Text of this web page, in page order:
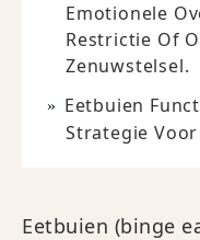
Emotionele
Restrictie Of
Zenuwstelsel.
Eetbuien
Strategie
Eetbuien (binge